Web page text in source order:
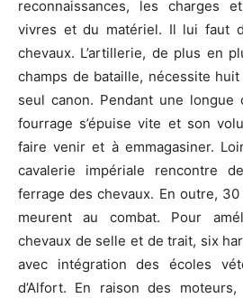
reconnaissances, les charges
vivres et du matériel. Il lui faut
chevaux. L’artillerie, de plus en
champs de bataille, nécessite
seul canon. Pendant une longue
fourrage s’épuise vite et son
faire venir et à emmagasiner.
cavalerie impériale rencontre
ferrage des chevaux. En outre,
meurent au combat. Pour
chevaux de selle et de trait, six
avec intégration des écoles
d’Alfort. En raison des